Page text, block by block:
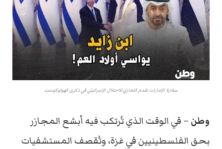
سفارة الإمارات تقدم التعازي للاحتلال الإسرائيلي في ذكرى الهولوكوست
وطن – في الوقت الذي تُرتكب فيه أبشع المجازر
بحق الفلسطينيين في غزة، وتُقصف المستشفيات